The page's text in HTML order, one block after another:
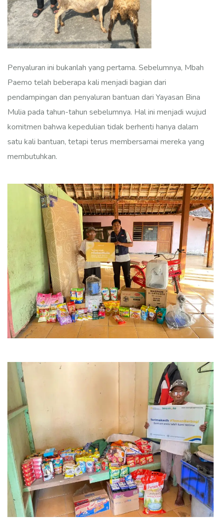
Penyaluran ini bukanlah yang pertama. Sebelumnya, Mbah
Paemo telah beberapa kali menjadi bagian dari
pendampingan dan penyaluran bantuan dari Yayasan Bina
Mulia pada tahun-tahun sebelumnya. Hal ini menjadi wujud
komitmen bahwa kepedulian tidak berhenti hanya dalam
satu kali bantuan, tetapi terus membersamai mereka yang
membutuhkan.